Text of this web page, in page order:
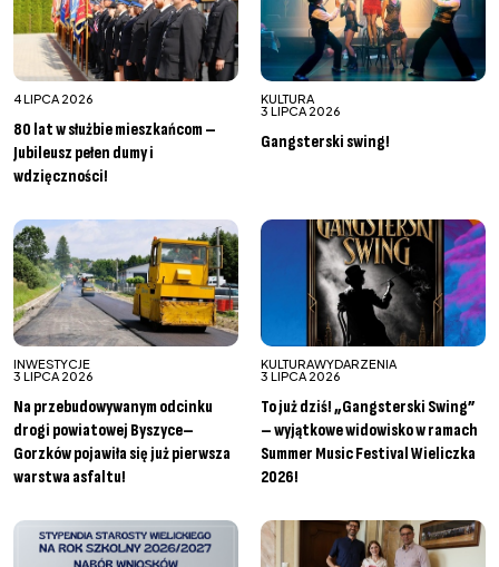
4 LIPCA 2026
80 lat w służbie mieszkańcom –
Jubileusz pełen dumy i
wdzięczności!
KULTURA
3 LIPCA 2026
Gangsterski swing!
INWESTYCJE
3 LIPCA 2026
Na przebudowywanym odcinku
drogi powiatowej Byszyce–
Gorzków pojawiła się już pierwsza
warstwa asfaltu!
KULTURAWYDARZENIA
3 LIPCA 2026
To już dziś! „Gangsterski Swing”
– wyjątkowe widowisko w ramach
Summer Music Festival Wieliczka
2026!